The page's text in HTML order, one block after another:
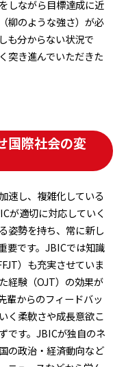
しながら目標達成に近
柳のような強さ）が必
も分からない状況で
突き進んでいただきた
国際社会の変
速し、複雑化している
が適切に対応していく
姿勢を持ち、常に新し
要です。JBICでは知識
）も充実させていま
経験（OJT）の効果が
輩からのフィードバッ
く柔軟さや成長意欲こ
です。JBICが独自のネ
の政治・経済動向など